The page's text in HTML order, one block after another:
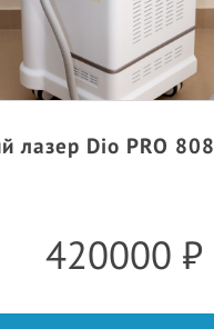
лазер Dio PRO 808
420000 ₽